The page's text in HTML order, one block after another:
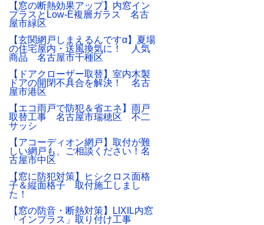
【窓の断熱効果アップ】内窓イン
プラスとLow-E複層ガラス 名古
屋市緑区
【玄関網戸しまえるんですα】夏場
の住宅屋内・送風換気に！ 人気
商品 名古屋市千種区
【ドアクローザー取替】室内木製
ドアの開閉不具合を解決！ 名古
屋市港区
【エコ雨戸で防犯＆省エネ】雨戸
取替工事 名古屋市瑞穂区 不二
サッシ
【アコーディオン網戸】取付が難
しい網戸も、ご相談ください！名
古屋市中区
【窓に防犯対策】ヒシクロス面格
子＆縦面格子 取付施工しまし
た！
【窓の防音・断熱対策】LIXIL内窓
「インプラス」取り付け工事